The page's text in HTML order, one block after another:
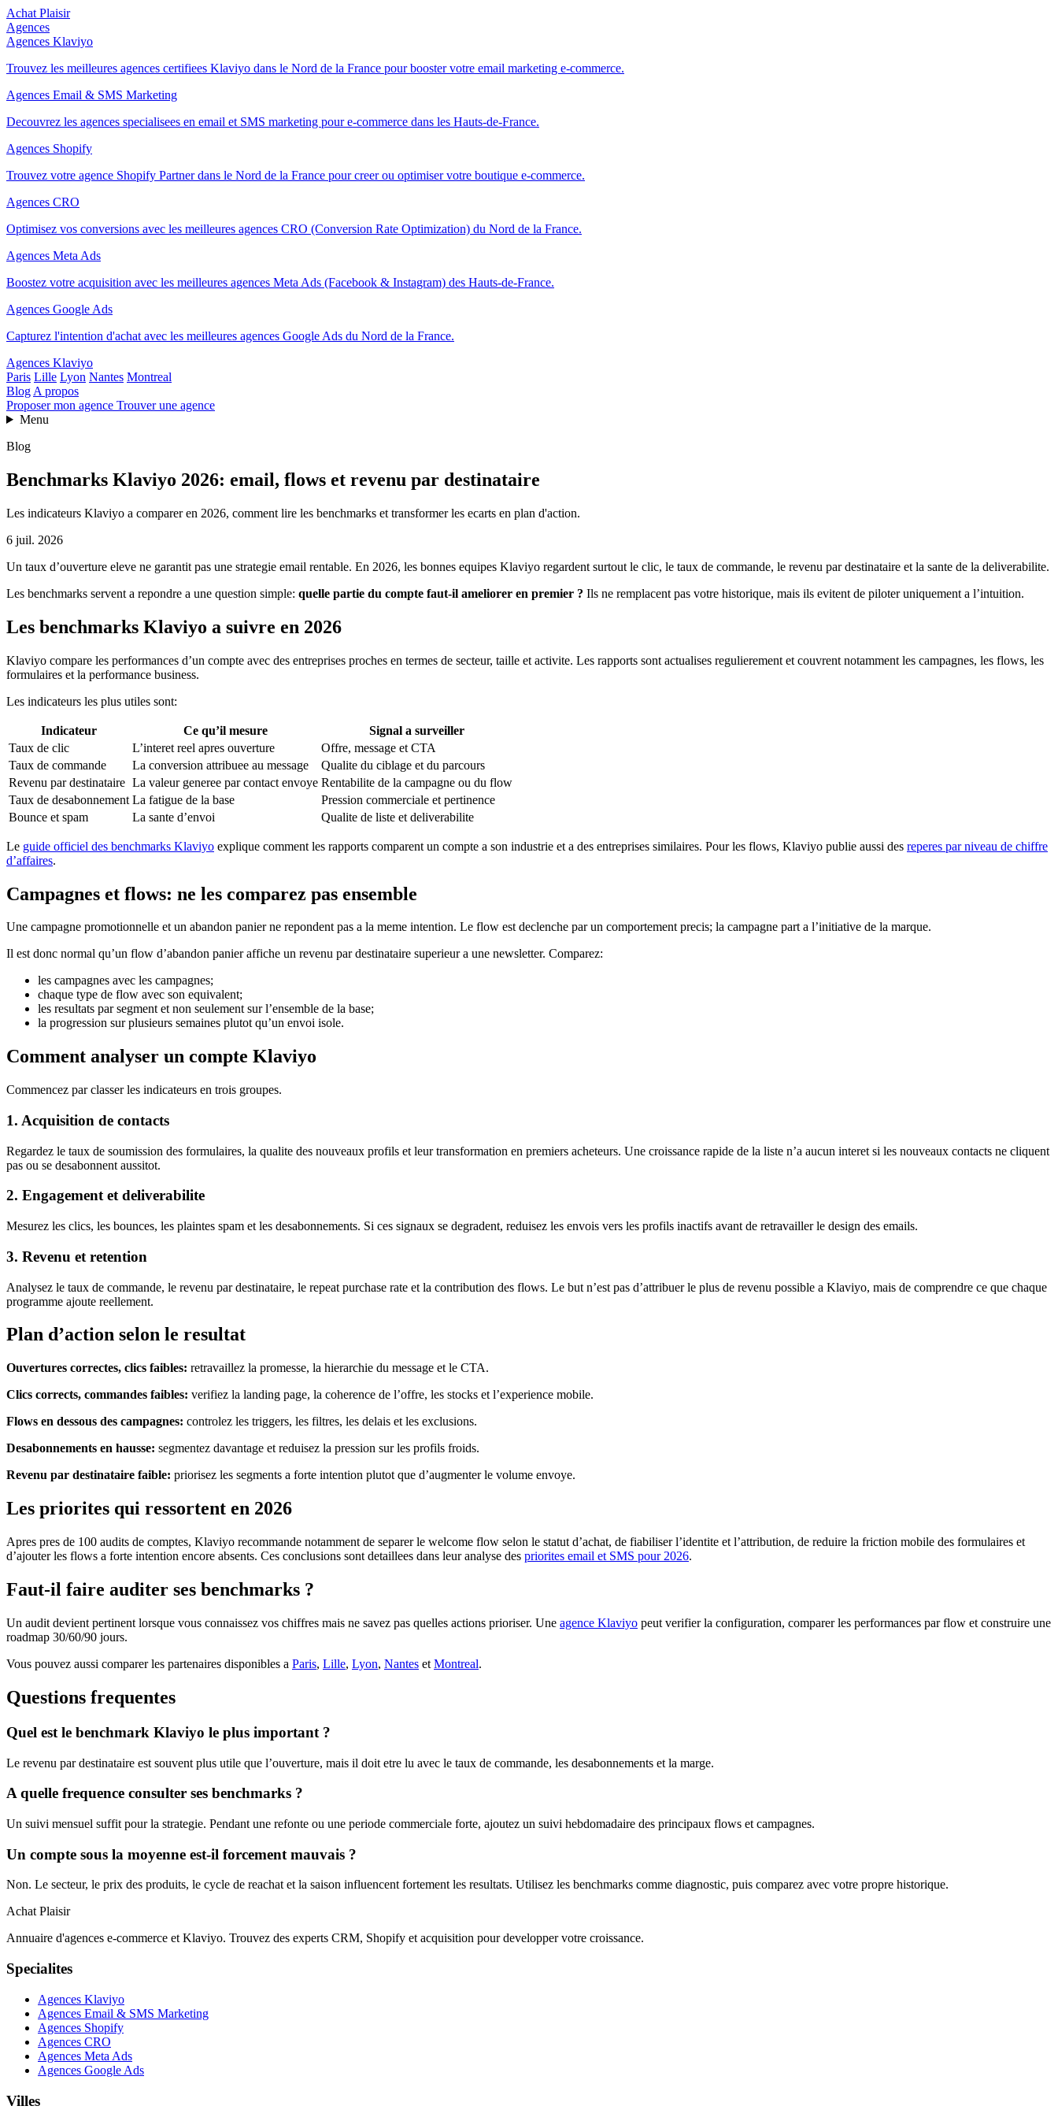
Achat Plaisir
Agences
Agences Klaviyo
Trouvez les meilleures agences certifiees Klaviyo dans le Nord de la France pour booster votre email marketing e-commerce.
Agences Email & SMS Marketing
Decouvrez les agences specialisees en email et SMS marketing pour e-commerce dans les Hauts-de-France.
Agences Shopify
Trouvez votre agence Shopify Partner dans le Nord de la France pour creer ou optimiser votre boutique e-commerce.
Agences CRO
Optimisez vos conversions avec les meilleures agences CRO (Conversion Rate Optimization) du Nord de la France.
Agences Meta Ads
Boostez votre acquisition avec les meilleures agences Meta Ads (Facebook & Instagram) des Hauts-de-France.
Agences Google Ads
Capturez l'intention d'achat avec les meilleures agences Google Ads du Nord de la France.
Agences Klaviyo
Paris Lille Lyon Nantes Montreal
Blog A propos
Proposer mon agence Trouver une agence
Menu
Blog
Benchmarks Klaviyo 2026: email, flows et revenu par destinataire
Les indicateurs Klaviyo a comparer en 2026, comment lire les benchmarks et transformer les ecarts en plan d'action.
6 juil. 2026
Un taux d’ouverture eleve ne garantit pas une strategie email rentable. En 2026, les bonnes equipes Klaviyo regardent surtout le clic, le taux de commande, le revenu par destinataire et la sante de la deliverabilite.
Les benchmarks servent a repondre a une question simple: quelle partie du compte faut-il ameliorer en premier ? Ils ne remplacent pas votre historique, mais ils evitent de piloter uniquement a l’intuition.
Les benchmarks Klaviyo a suivre en 2026
Klaviyo compare les performances d’un compte avec des entreprises proches en termes de secteur, taille et activite. Les rapports sont actualises regulierement et couvrent notamment les campagnes, les flows, les
formulaires et la performance business.
Les indicateurs les plus utiles sont:
Indicateur Ce qu’il mesure
Signal a surveiller
Taux de clic
L’interet reel apres ouverture
Offre, message et CTA
Taux de commande
La conversion attribuee au message
Qualite du ciblage et du parcours
Revenu par destinataire La valeur generee par contact envoye Rentabilite de la campagne ou du flow
Taux de desabonnement La fatigue de la base
Pression commerciale et pertinence
Bounce et spam
La sante d’envoi Qualite de liste et deliverabilite
Le guide officiel des benchmarks Klaviyo explique comment les rapports comparent un compte a son industrie et a des entreprises similaires. Pour les flows, Klaviyo publie aussi des reperes par niveau de chiffre
d’affaires.
Campagnes et flows: ne les comparez pas ensemble
Une campagne promotionnelle et un abandon panier ne repondent pas a la meme intention. Le flow est declenche par un comportement precis; la campagne part a l’initiative de la marque.
Il est donc normal qu’un flow d’abandon panier affiche un revenu par destinataire superieur a une newsletter. Comparez:
les campagnes avec les campagnes;
chaque type de flow avec son equivalent;
les resultats par segment et non seulement sur l’ensemble de la base;
la progression sur plusieurs semaines plutot qu’un envoi isole.
Comment analyser un compte Klaviyo
Commencez par classer les indicateurs en trois groupes.
1. Acquisition de contacts
Regardez le taux de soumission des formulaires, la qualite des nouveaux profils et leur transformation en premiers acheteurs. Une croissance rapide de la liste n’a aucun interet si les nouveaux contacts ne cliquent
pas ou se desabonnent aussitot.
2. Engagement et deliverabilite
Mesurez les clics, les bounces, les plaintes spam et les desabonnements. Si ces signaux se degradent, reduisez les envois vers les profils inactifs avant de retravailler le design des emails.
3. Revenu et retention
Analysez le taux de commande, le revenu par destinataire, le repeat purchase rate et la contribution des flows. Le but n’est pas d’attribuer le plus de revenu possible a Klaviyo, mais de comprendre ce que chaque
programme ajoute reellement.
Plan d’action selon le resultat
Ouvertures correctes, clics faibles: retravaillez la promesse, la hierarchie du message et le CTA.
Clics corrects, commandes faibles: verifiez la landing page, la coherence de l’offre, les stocks et l’experience mobile.
Flows en dessous des campagnes: controlez les triggers, les filtres, les delais et les exclusions.
Desabonnements en hausse: segmentez davantage et reduisez la pression sur les profils froids.
Revenu par destinataire faible: priorisez les segments a forte intention plutot que d’augmenter le volume envoye.
Les priorites qui ressortent en 2026
Apres pres de 100 audits de comptes, Klaviyo recommande notamment de separer le welcome flow selon le statut d’achat, de fiabiliser l’identite et l’attribution, de reduire la friction mobile des formulaires et
d’ajouter les flows a forte intention encore absents. Ces conclusions sont detaillees dans leur analyse des priorites email et SMS pour 2026.
Faut-il faire auditer ses benchmarks ?
Un audit devient pertinent lorsque vous connaissez vos chiffres mais ne savez pas quelles actions prioriser. Une agence Klaviyo peut verifier la configuration, comparer les performances par flow et construire une
roadmap 30/60/90 jours.
Vous pouvez aussi comparer les partenaires disponibles a Paris, Lille, Lyon, Nantes et Montreal.
Questions frequentes
Quel est le benchmark Klaviyo le plus important ?
Le revenu par destinataire est souvent plus utile que l’ouverture, mais il doit etre lu avec le taux de commande, les desabonnements et la marge.
A quelle frequence consulter ses benchmarks ?
Un suivi mensuel suffit pour la strategie. Pendant une refonte ou une periode commerciale forte, ajoutez un suivi hebdomadaire des principaux flows et campagnes.
Un compte sous la moyenne est-il forcement mauvais ?
Non. Le secteur, le prix des produits, le cycle de reachat et la saison influencent fortement les resultats. Utilisez les benchmarks comme diagnostic, puis comparez avec votre propre historique.
Achat Plaisir
Annuaire d'agences e-commerce et Klaviyo. Trouvez des experts CRM, Shopify et acquisition pour developper votre croissance.
Specialites
Agences Klaviyo
Agences Email & SMS Marketing
Agences Shopify
Agences CRO
Agences Meta Ads
Agences Google Ads
Villes